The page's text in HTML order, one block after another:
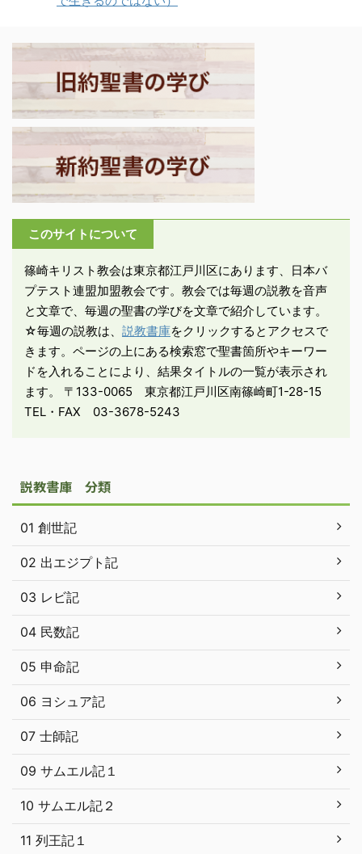
ルス、シドン）、ペリシ
ザ、エクロン）地方の諸
国はその軍門に下る。ゼ
カリヤの流れを汲む預言
者（第二ゼカリヤ）は、
その動きの中に神の手を
みて、ア ...
で遠征して征服して、一
大帝国を建設したが、
323年に32歳で病死し
でローマへ向かう。カイ
ザリアを出港した船は陸
地沿いに航行し、クレタ
島までは順調な航海だっ
た。 －使徒27：1－
3「私たちがイタリアへ
向かって船出することに
決まった時、パウロと他
の囚人数名は、皇帝直属
部隊の百人隊長ユリウス
という者に引き渡され
た。私たちは、アジア州
沿岸の各地に寄港するこ
とになっている、アドラ
ミティオン港の船に乗っ
て出港し ...
このサイトについて
篠崎キリスト教会は東京都江戸川区にあります、日本バ
プテスト連盟加盟教会です。教会では毎週の説教を音声
と文章で、毎週の聖書の学びを文章で紹介しています。
☆毎週の説教は、 説教書庫をクリックするとアクセスで
きます。ページの上にある検索窓で聖書箇所やキーワー
ドを入れることにより、結果タイトルの一覧が表示され
ます。 〒133-0065 東京都江戸川区南篠崎町1-28-15
TEL・FAX 03-3678-5243
説教書庫 分類
01 創世記
02 出エジプト記
03 レビ記
04 民数記
05 申命記
06 ヨシュア記
07 士師記
09 サムエル記１
10 サムエル記２
11 列王記１